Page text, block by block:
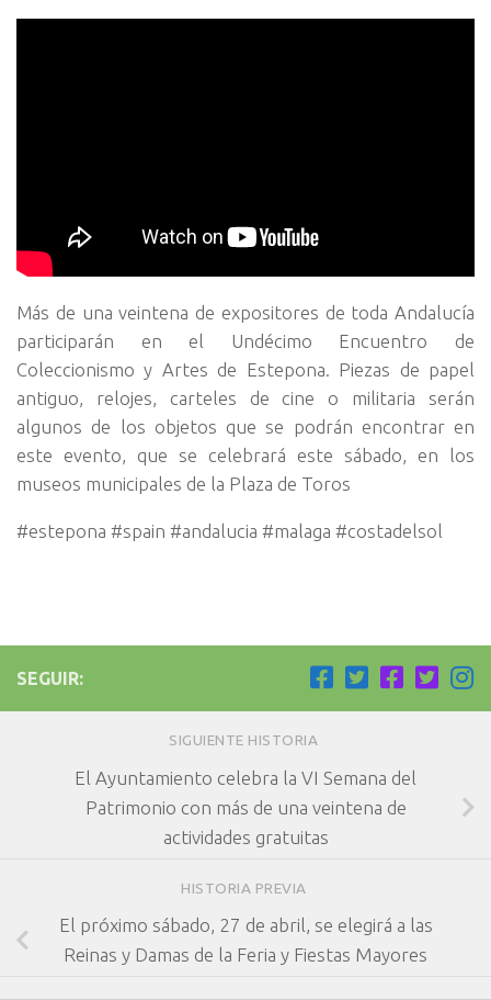
Más de una veintena de expositores de toda Andalucía
participarán en el Undécimo Encuentro de
Coleccionismo y Artes de Estepona. Piezas de papel
antiguo, relojes, carteles de cine o militaria serán
algunos de los objetos que se podrán encontrar en
este evento, que se celebrará este sábado, en los
museos municipales de la Plaza de Toros
#estepona #spain #andalucia #malaga #costadelsol
SEGUIR:
SIGUIENTE HISTORIA
El Ayuntamiento celebra la VI Semana del
Patrimonio con más de una veintena de
actividades gratuitas
HISTORIA PREVIA
El próximo sábado, 27 de abril, se elegirá a las
Reinas y Damas de la Feria y Fiestas Mayores